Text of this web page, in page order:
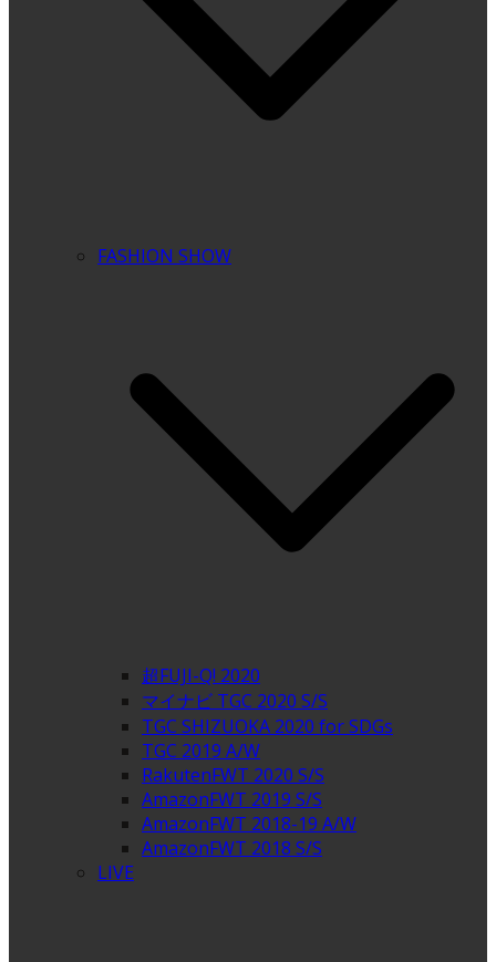
FASHION SHOW
超FUJI-Q! 2020
マイナビ TGC 2020 S/S
TGC SHIZUOKA 2020 for SDGs
TGC 2019 A/W
RakutenFWT 2020 S/S
AmazonFWT 2019 S/S
AmazonFWT 2018-19 A/W
AmazonFWT 2018 S/S
LIVE